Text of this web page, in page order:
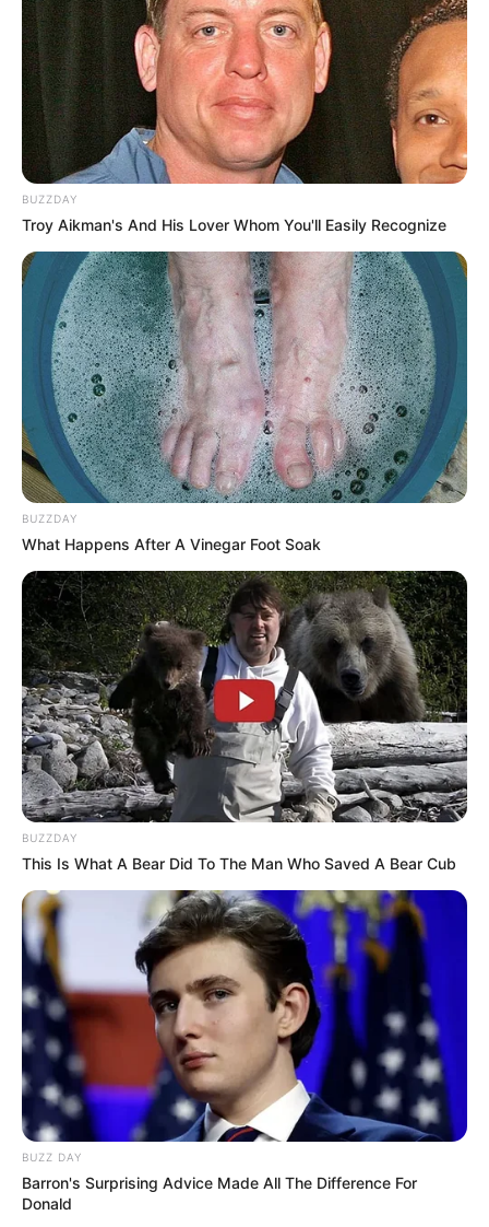
BUZZDAY
Troy Aikman's And His Lover Whom You'll Easily Recognize
BUZZDAY
What Happens After A Vinegar Foot Soak
BUZZDAY
This Is What A Bear Did To The Man Who Saved A Bear Cub
BUZZ DAY
Barron's Surprising Advice Made All The Difference For
Donald